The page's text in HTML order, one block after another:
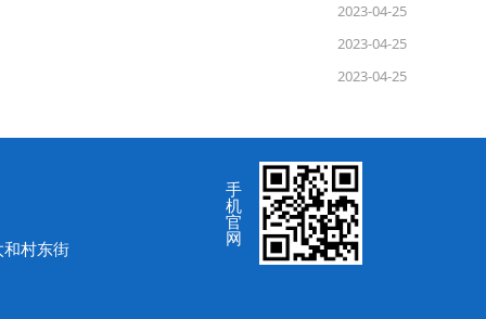
2023-04-25
2023-04-25
2023-04-25
村东街
手
机
官
网